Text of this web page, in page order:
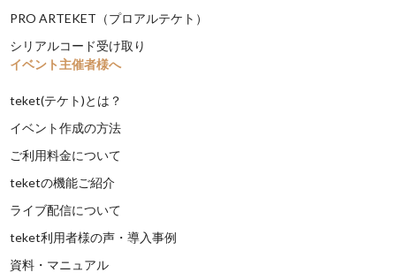
PRO ARTEKET（プロアルテケト）
シリアルコード受け取り
イベント主催者様へ
teket(テケト)とは？
イベント作成の方法
ご利用料金について
teketの機能ご紹介
ライブ配信について
teket利用者様の声・導入事例
資料・マニュアル